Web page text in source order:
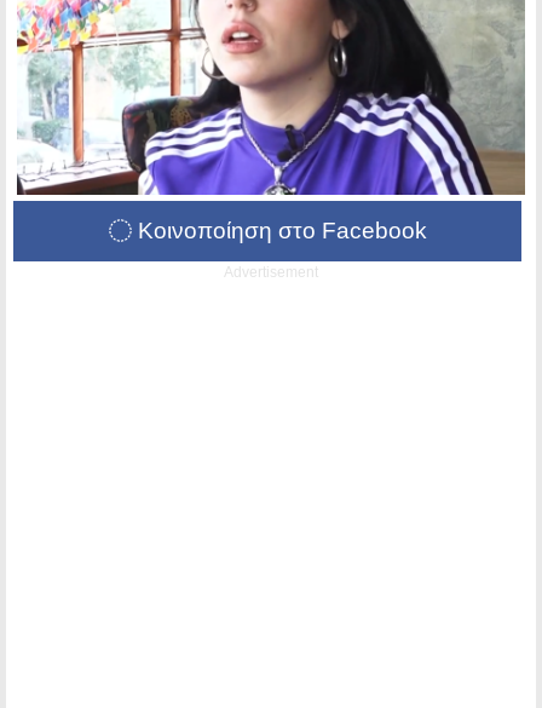
Κοινοποίηση στο Facebook
Advertisement